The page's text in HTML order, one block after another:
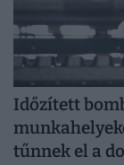
Időzített
tűnnek el a